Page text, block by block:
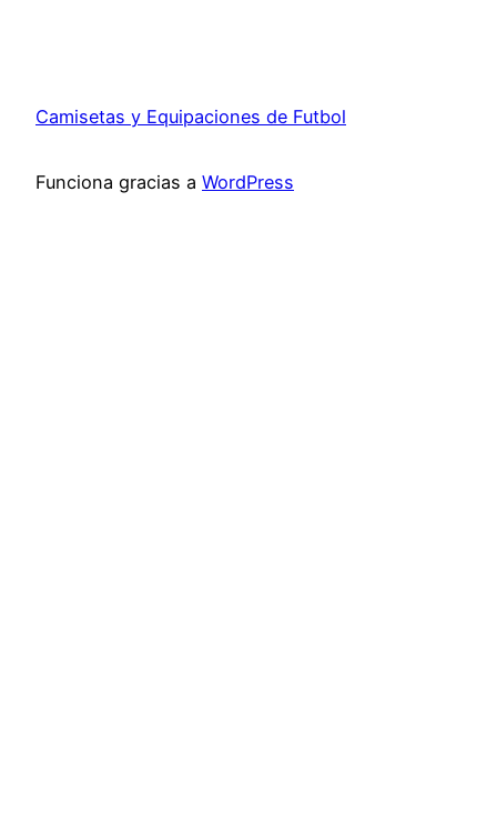
Camisetas y Equipaciones de Futbol
Funciona gracias a WordPress